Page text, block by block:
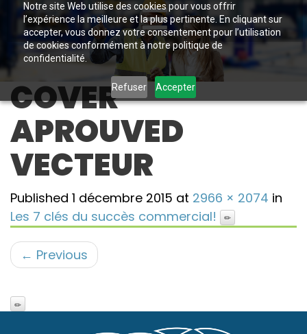
Notre site Web utilise des cookies pour vous offrir
l’expérience la meilleure et la plus pertinente. En cliquant sur
accepter, vous donnez votre consentement pour l’utilisation
de cookies conformément à notre politique de
confidentialité.
Refuser Accepter
COVER
APROUVED
VECTEUR
Published 1 décembre 2015 at 2966 × 2074 in
Les 7 clés du succès commercial!
← Previous